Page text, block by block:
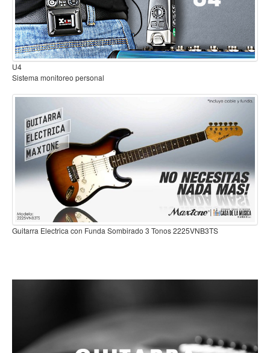
Cañuelas
Mantenimiento y cuidado
Fajas y soportes
Accesorios
Percusión
Panderos
Percusión Latina
Tambores
Redoblantes
Bombos
Accesorios
B2
Guitarra Electrica con Funda Sombirado 3 Tonos 2225VNB3TS